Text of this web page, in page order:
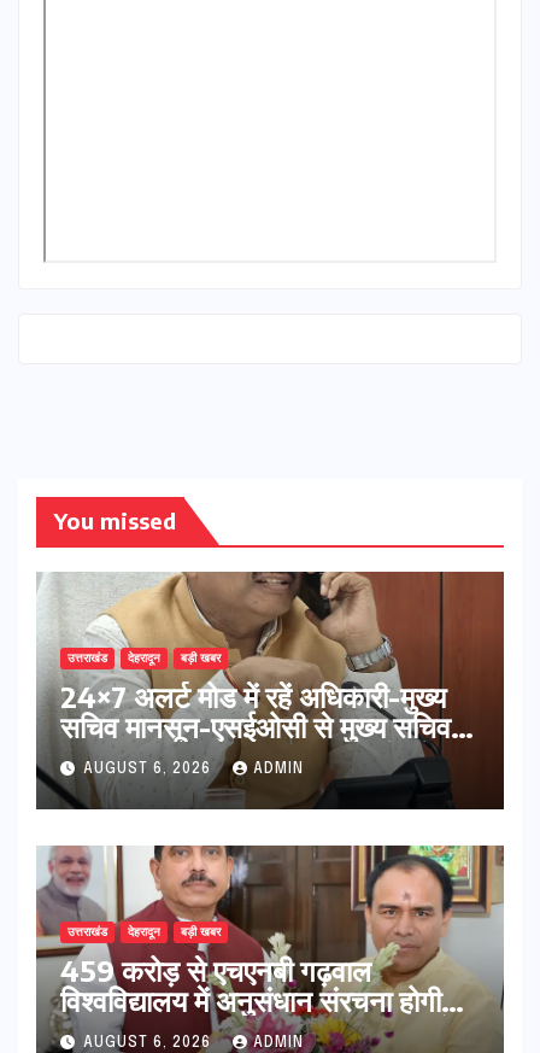
You missed
उत्तराखंड देहरादून बड़ी खबर
24×7 अलर्ट मोड में रहें अधिकारी-मुख्य
सचिव मानसून-एसईओसी से मुख्य सचिव ने
की विस्तृत समीक्षा कहा-बंद सड़कों को
शीघ्र खोला जाए, लोगों को न हो दिक्कत
AUGUST 6, 2026 ADMIN
उत्तराखंड देहरादून बड़ी खबर
459 करोड़ से एचएनबी गढ़वाल
विश्वविद्यालय में अनुसंधान संरचना होगी
सुदृढ,उच्च शिक्षा मंत्री धन सिंह रावत ने
AUGUST 6, 2026 ADMIN